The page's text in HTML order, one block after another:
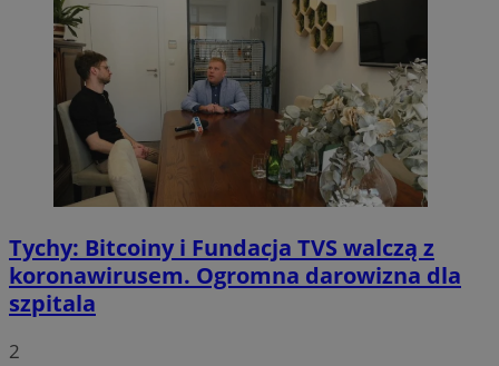
Tychy: Bitcoiny i Fundacja TVS walczą z
koronawirusem. Ogromna darowizna dla
szpitala
2